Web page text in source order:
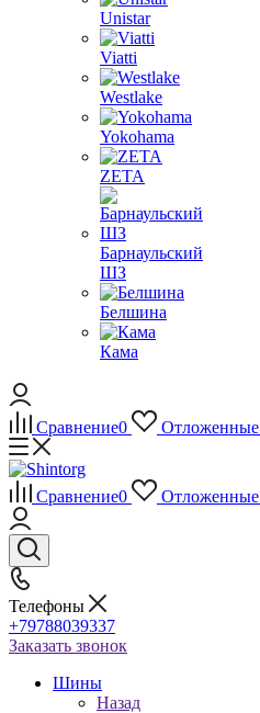
Unistar
Viatti
Westlake
Yokohama
ZETA
Барнаульский
ШЗ
Белшина
Кама
Сравнение0 Отложенные
Сравнение0 Отложенные
Телефоны
+79788039337
Заказать звонок
Шины
Назад